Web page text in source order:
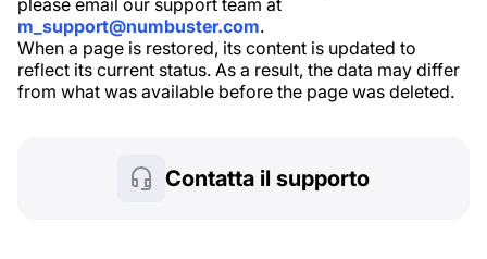
please email our support team at
m_support@numbuster.com.
When a page is restored, its content is updated to
reflect its current status. As a result, the data may differ
from what was available before the page was deleted.
Contatta il supporto